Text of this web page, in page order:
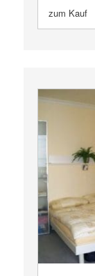
zum Kauf